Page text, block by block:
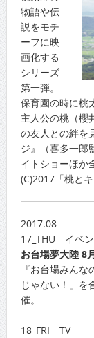
物語や伝
説をモチ
ーフに映
画化する
シリーズ
第一弾。
保育園の時に桃
主人公の桃（櫻
の友人との絆を
ジ』（喜多一郎
イトショーほか
(C)2017「桃と
2017.08
17_THU イベン
お台場夢大陸 8
『お台場みん
じゃない！」を
催。
18_FRI TV